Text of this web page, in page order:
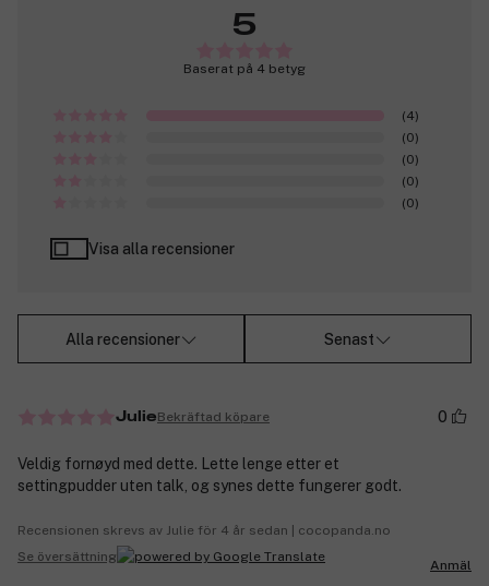
5
Baserat på 4 betyg
(4)
(0)
(0)
(0)
(0)
Visa alla recensioner
Alla recensioner Senast
JulieBekräftad köpare 0
Veldig fornøyd med dette. Lette lenge etter et
settingpudder uten talk, og synes dette fungerer godt.
Recensionen skrevs av Julie för 4 år sedan | cocopanda.no
Se översättning
Anmäl